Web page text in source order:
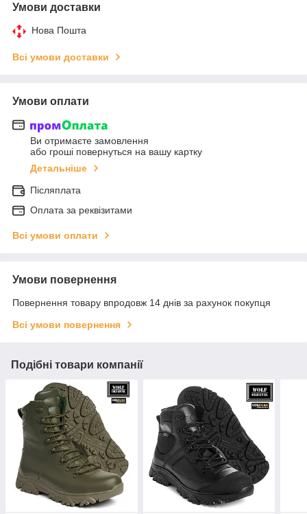
Умови доставки
Нова Пошта
Всі умови доставки
Умови оплати
Ви отримаєте замовлення
або гроші повернуться на вашу картку
Детальніше
Післяплата
Оплата за реквізитами
Всі умови оплати
Умови повернення
Повернення товару впродовж 14 днів за рахунок покупця
Всі умови повернення
Подібні товари компанії